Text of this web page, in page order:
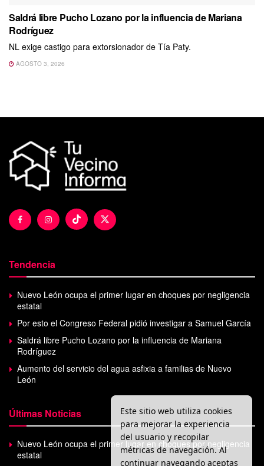
Saldrá libre Pucho Lozano por la influencia de Mariana
Rodríguez
NL exige castigo para extorsionador de Tía Paty.
AGOSTO 3, 2026
Tendencia
Nuevo León ocupa el primer lugar en choques por negligencia
estatal
Por esto el Congreso Federal pidió investigar a Samuel García
Saldrá libre Pucho Lozano por la influencia de Mariana
Rodríguez
Aumento del servicio del agua asfixia a familias de Nuevo
León
Últimas Noticias
Nuevo León ocupa el primer lugar en choques por negligencia
estatal
Este sitio web utiliza cookies
para mejorar la experiencia
del usuario y recopilar
métricas de navegación. Al
continuar navegando aceptas